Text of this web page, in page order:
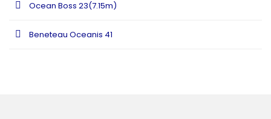
Ocean Boss 23(7.15m)
Beneteau Oceanis 41